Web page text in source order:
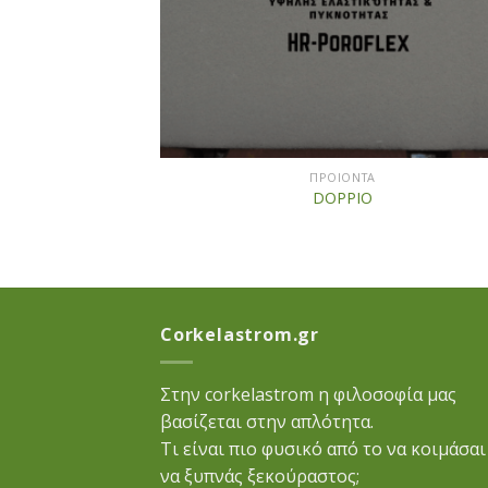
ΠΡΟΙΟΝΤΑ
DOPPIO
Corkelastrom.gr
Στην corkelastrom η φιλοσοφία μας
βασίζεται στην απλότητα.
Τι είναι πιο φυσικό από το να
να ξυπνάς ξεκούραστος;